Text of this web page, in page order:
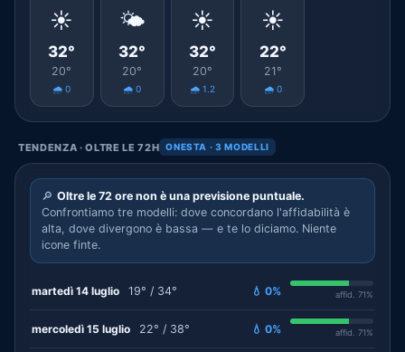
☀️
32°
20°
🌧️ 0
🌤️
32°
20°
🌧️ 0
☀️
32°
20°
🌧️ 1.2
☀️
22°
21°
🌧️ 0
TENDENZA · OLTRE LE 72H ONESTA · 3 MODELLI
🔎 Oltre le 72 ore non è una previsione puntuale.
Confrontiamo tre modelli: dove concordano l'affidabilità è
alta, dove divergono è bassa — e te lo diciamo. Niente
icone finte.
martedì 14 luglio 19° / 34° 💧 0% affid. 71%
mercoledì 15 luglio 22° / 38° 💧 0% affid. 71%